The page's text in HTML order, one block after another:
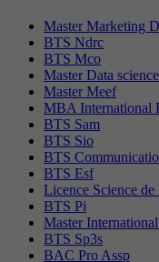
Master Marketing
BTS Ndrc
BTS Mco
Master Data science
Master Meef
MBA International
BTS Sam
BTS Sio
BTS
BTS Esf
Licence Science de
BTS Pi
Master
BTS Sp3s
BAC Pro Assp